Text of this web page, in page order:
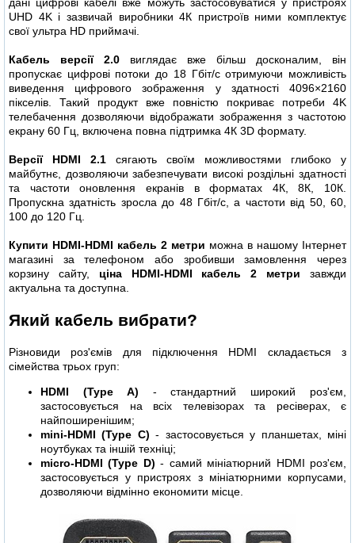
дані цифрові кабелі вже можуть застосовуватися у пристроях
UHD 4K і зазвичай виробники 4К пристроїв ними комплектує
свої ультра HD приймачі.
Кабель версії 2.0 виглядає вже більш досконалим, він
пропускає цифрові потоки до 18 Гбіт/с отримуючи можливість
виведення цифрового зображення у здатності 4096×2160
пікселів. Такий продукт вже повністю покриває потреби 4K
телебачення дозволяючи відображати зображення з частотою
екрану 60 Гц, включена повна підтримка 4К 3D формату.
Версії HDMI 2.1 сягають своїм можливостями глибоко у
майбутнє, дозволяючи забезпечувати високі роздільні здатності
та частоти оновлення екранів в форматах 4К, 8К, 10К.
Пропускна здатність зросла до 48 Гбіт/с, а частоти від 50, 60,
100 до 120 Гц.
Купити HDMI-HDMI кабель 2 метри можна в нашому Інтернет
магазині за телефоном або зробивши замовлення через
корзину сайту, ціна HDMI-HDMI кабель 2 метри завжди
актуальна та доступна.
Який кабель вибрати?
Різновиди роз'ємів для підключення HDMI складається з
сімейства трьох груп:
HDMI (Type A) - стандартний широкий роз'єм,
застосовується на всіх телевізорах та ресіверах, є
найпоширенішим;
mini-HDMI (Type C) - застосовується у планшетах, міні
ноутбуках та іншій техніці;
micro-HDMI (Type D) - самий мініатюрний HDMI роз'єм,
застосовується у пристроях з мініатюрними корпусами,
дозволяючи відмінно економити місце.